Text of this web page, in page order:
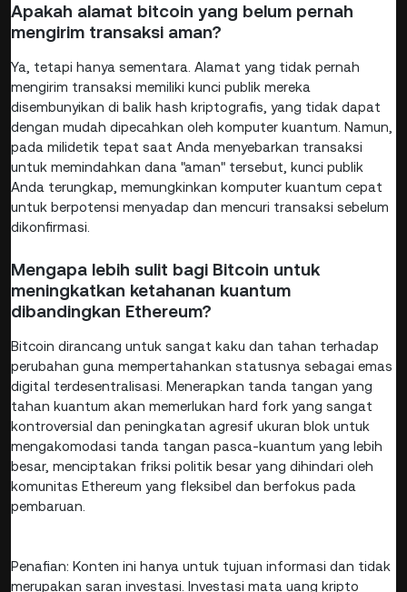
Apakah alamat bitcoin yang belum pernah
mengirim transaksi aman?
Ya, tetapi hanya sementara. Alamat yang tidak pernah
mengirim transaksi memiliki kunci publik mereka
disembunyikan di balik hash kriptografis, yang tidak dapat
dengan mudah dipecahkan oleh komputer kuantum. Namun,
pada milidetik tepat saat Anda menyebarkan transaksi
untuk memindahkan dana "aman" tersebut, kunci publik
Anda terungkap, memungkinkan komputer kuantum cepat
untuk berpotensi menyadap dan mencuri transaksi sebelum
dikonfirmasi.
Mengapa lebih sulit bagi Bitcoin untuk
meningkatkan ketahanan kuantum
dibandingkan Ethereum?
Bitcoin dirancang untuk sangat kaku dan tahan terhadap
perubahan guna mempertahankan statusnya sebagai emas
digital terdesentralisasi. Menerapkan tanda tangan yang
tahan kuantum akan memerlukan hard fork yang sangat
kontroversial dan peningkatan agresif ukuran blok untuk
mengakomodasi tanda tangan pasca-kuantum yang lebih
besar, menciptakan friksi politik besar yang dihindari oleh
komunitas Ethereum yang fleksibel dan berfokus pada
pembaruan.
Penafian: Konten ini hanya untuk tujuan informasi dan tidak
merupakan saran investasi. Investasi mata uang kripto